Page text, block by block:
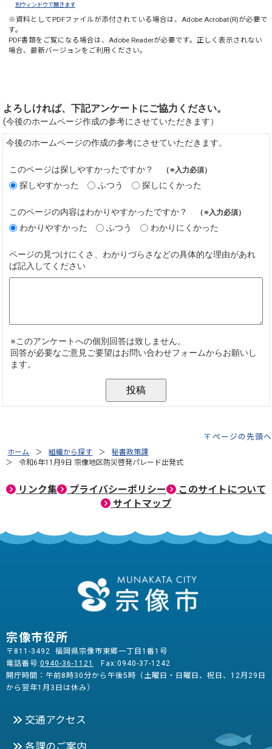
別ウィンドウで開きます
※資料としてPDFファイルが添付されている場合は、 Adobe Acrobat(R)が必要で
す。
PDF書類をご覧になる場合は、 Adobe Readerが必要です。正しく表示されない
場合、最新バージョンをご利用ください。
ページの先頭へ
ホーム 組織から探す
秘書政策課
令和6年11月9日 宗像地区防災啓発パレード出発式
リンク集 プライバシーポリシー
このサイトについて
サイトマップ
宗像市役所
〒811-3492 福岡県宗像市東郷一丁目1番1号
電話番号:0940-36-1121
Fax:0940-37-1242
開庁時間：午前8時30分から午後5時（土曜日・日曜日、祝日、12月29日
から翌年1月3日は休み）
交通アクセス